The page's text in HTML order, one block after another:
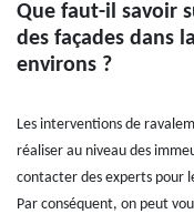
Que faut-il savoir
des façades dans
environs ?
Les interventions de
réaliser au niveau des
contacter des experts pour
Par conséquent, on peut